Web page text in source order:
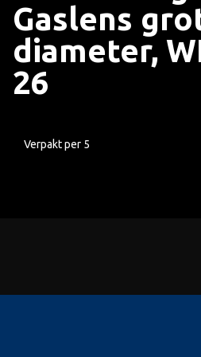
Gaslens
diameter,
26
Verpakt per 5